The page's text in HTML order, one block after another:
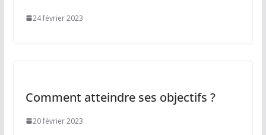
24 février 2023
Comment atteindre ses objectifs ?
20 février 2023